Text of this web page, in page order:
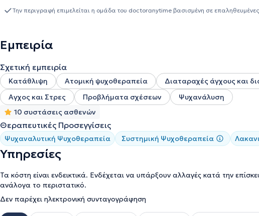
ενδυνάμωσης (χωρίς συμμετοχή σε εξετάσεις πιστοποίησης).
μπλοκαρισμένα, αβέβαια ή πιεσμένα από επιλογές, βοηθώντας τα να
να χτίσουν μια πορεία με νόημα. Επενδύει διαρκώς στην επιμόρφωση και
Την περιγραφή επιμελείται η ομάδα του doctoranytime βασισμένη σε
Εμπειρία
Σχετική εμπειρία
Κατάθλιψη Ατομική ψυχοθεραπεία Διαταραχές άγχους και
Αγχος και Στρες
Προβλήματα σχέσεων
Ψυχανάλυση
10 συστάσεις ασθενών
Θεραπευτικές Προσεγγίσεις
Ψυχαναλυτική Ψυχοθεραπεία Συστημική Ψυχοθεραπεία
Υπηρεσίες
Τα κόστη είναι ενδεικτικά. Ενδέχεται να υπάρξουν αλλαγές κατά την
ανάλογα το περιστατικό.
Δεν παρέχει ηλεκτρονική συνταγογράφηση